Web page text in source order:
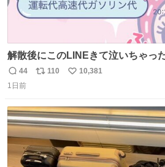
解散後にこのLINEきて泣いちゃった •̥⩊•̥ 出来す
•̥⩊•̥
返
信
44
リ
ト
数
110
い
数
10,381
1日前